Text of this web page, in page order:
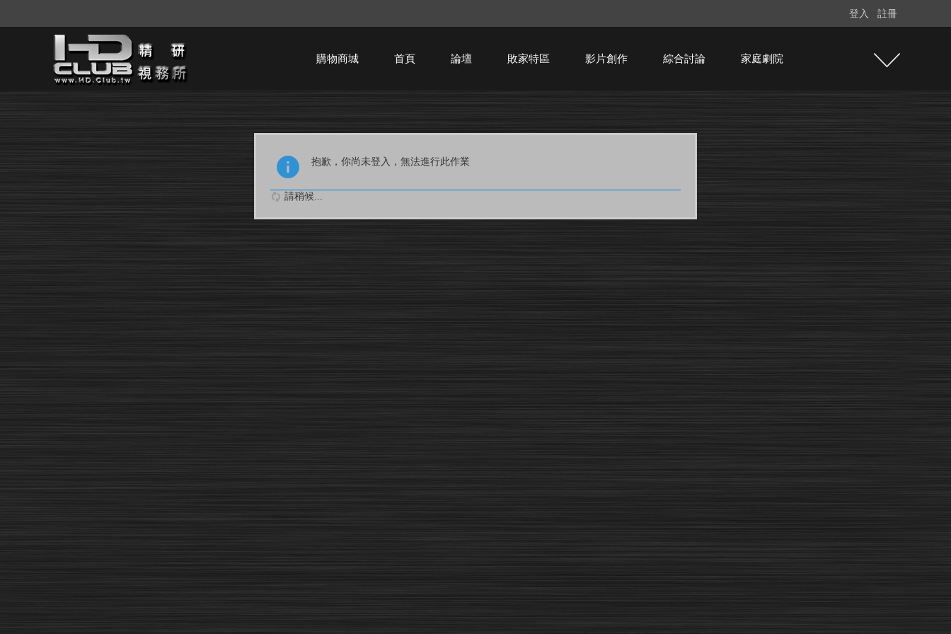
登入 註冊
購物商城 首頁 論壇 敗家特區 影片創作 綜合討論 家庭劇院
抱歉，你尚未登入，無法進行此作業
請稍候...